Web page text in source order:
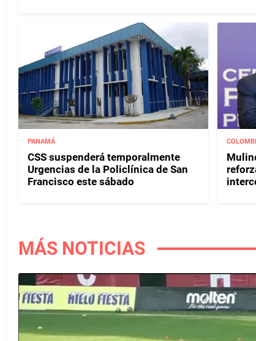
PANAMÁ
CSS suspenderá temporalmente
Urgencias de la Policlínica de San
Francisco este sábado
MÁS NOTICIAS